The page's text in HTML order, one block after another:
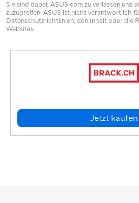
Sie sind dabei, ASUS.com zu verlassen und
zuzugreifen. ASUS ist nicht verantwortlich
Datenschutzrichtlinien, den Inhalt oder die
Websites.
Jetzt kaufen